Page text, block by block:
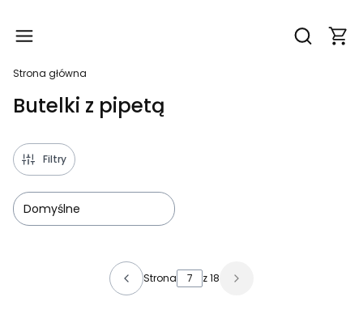
Otwórz
Strona główna
Butelki z pipetą
Filtry
Domyślne
Lista produktów
Strona z 18